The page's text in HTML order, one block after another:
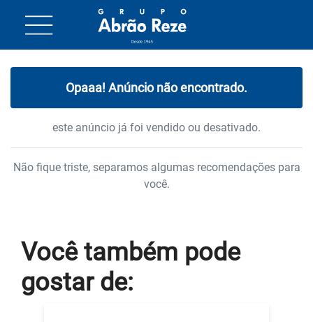
Opaaa! Anúncio não encontrado.
este anúncio já foi vendido ou desativado.
Não fique triste, separamos algumas recomendações para
você.
Você também pode
gostarde: